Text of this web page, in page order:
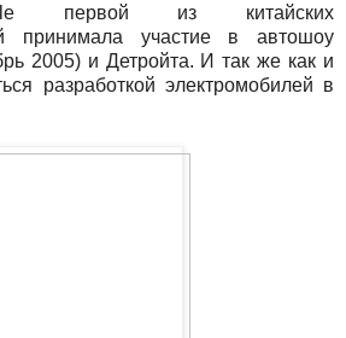
первой из китайских
принимала участие в автошоу
2005) и Детройта. И так же как и
разработкой электромобилей в